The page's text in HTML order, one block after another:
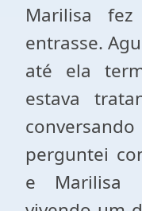
Marilisa
entrasse.
até ela
estava
perguntei
e Marilisa